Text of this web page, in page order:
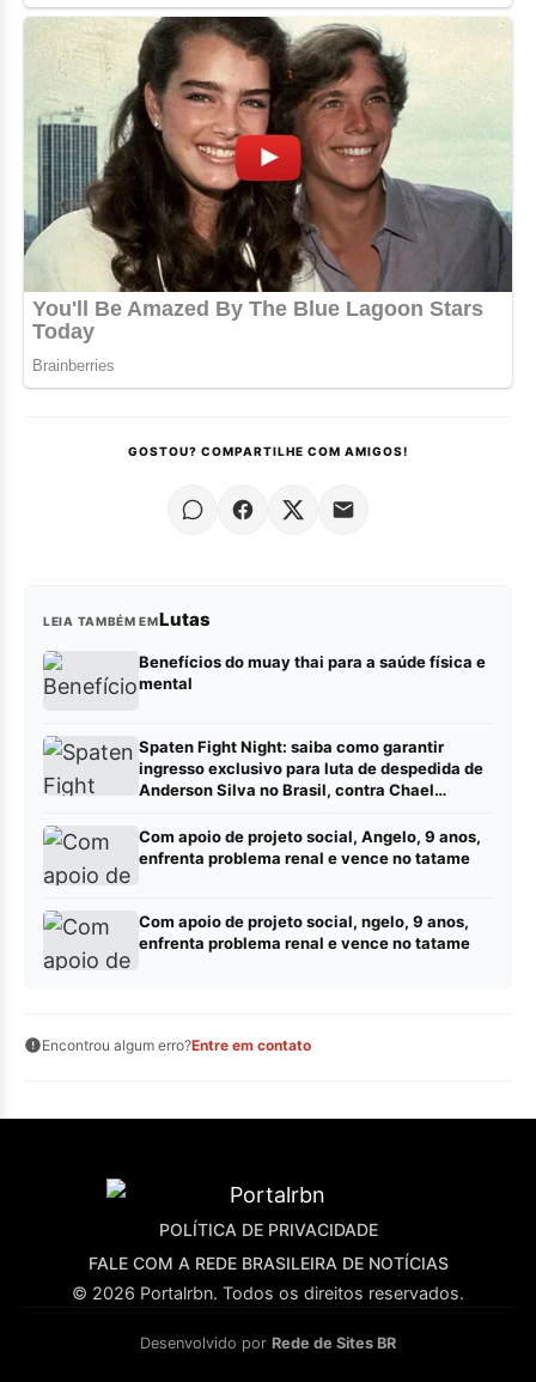
GOSTOU? COMPARTILHE COM AMIGOS!
LEIA TAMBÉM EMLutas
Benefícios do muay thai para a saúde física e
mental
Spaten Fight Night: saiba como garantir
ingresso exclusivo para luta de despedida de
Anderson Silva no Brasil, contra Chael
Com apoio de projeto social, Angelo, 9 anos,
enfrenta problema renal e vence no tatame
Com apoio de projeto social, ngelo, 9 anos,
enfrenta problema renal e vence no tatame
Encontrou algum erro?Entre em contato
POLÍTICA DE PRIVACIDADE
FALE COM A REDE BRASILEIRA DE NOTÍCIAS
© 2026 Portalrbn. Todos os direitos reservados.
Desenvolvido por Rede de Sites BR